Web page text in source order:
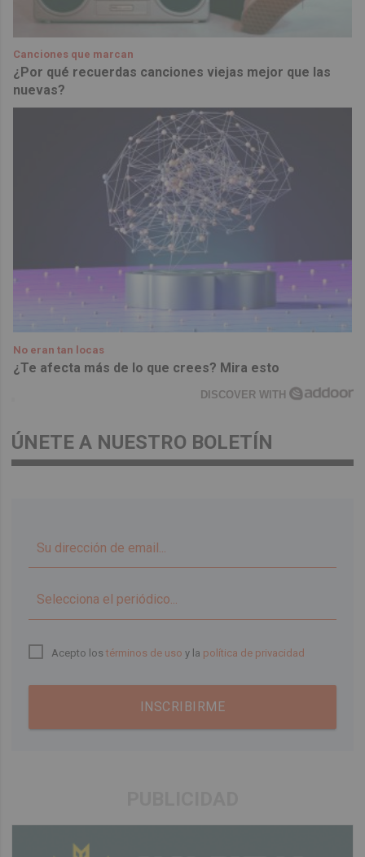
Canciones que marcan
¿Por qué recuerdas canciones viejas mejor que las
nuevas?
No eran tan locas
¿Te afecta más de lo que crees? Mira esto
DISCOVER WITH
ÚNETE A NUESTRO BOLETÍN
Acepto lostérminos de uso y la política de privacidad
INSCRIBIRME